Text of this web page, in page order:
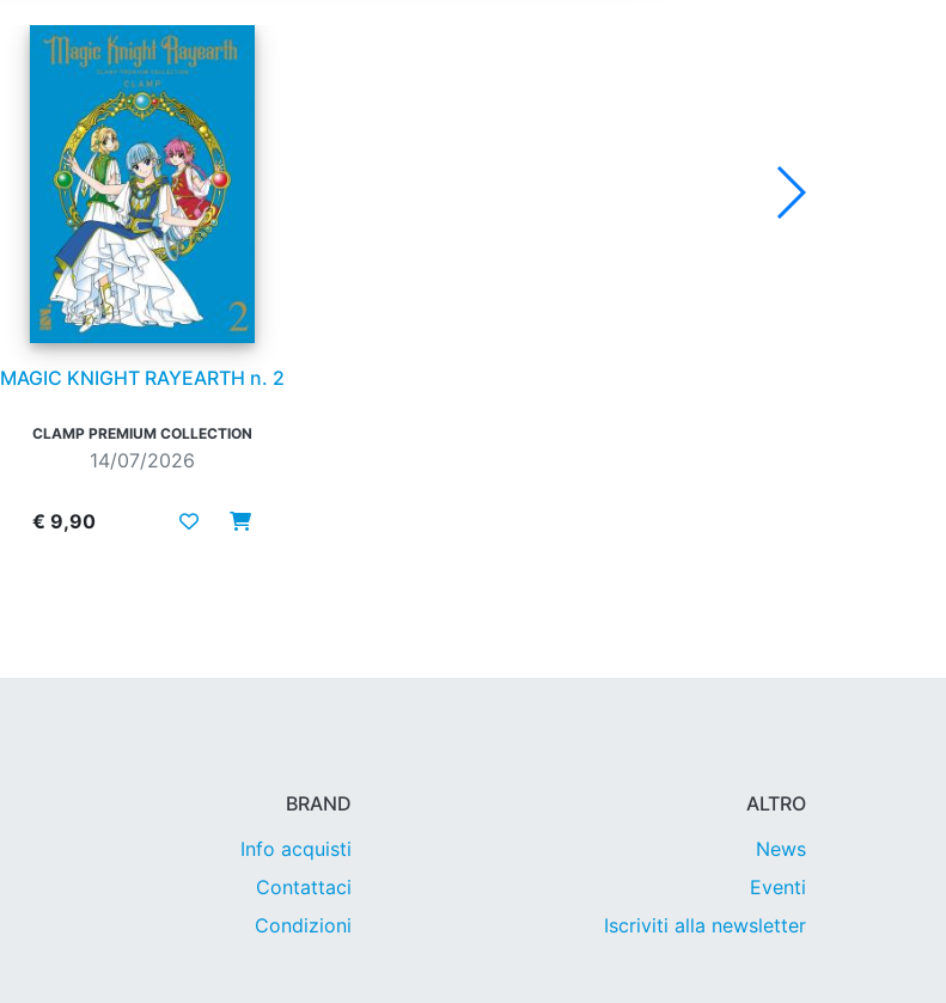
MAGIC KNIGHT RAYEARTH n. 2
CLAMP PREMIUM COLLECTION
14/07/2026
€ 9,90
BRAND
Info acquisti
Contattaci
Condizioni
ALTRO
News
Eventi
Iscriviti alla newsletter